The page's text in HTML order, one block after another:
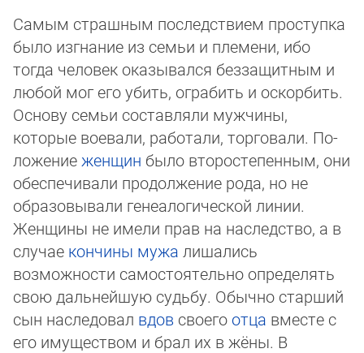
Самым страшным последствием проступка
было изгнание из семьи и племени, ибо
тогда человек оказывался безза­щит­ным и
любой мог его убить, ограбить и оскорбить.
Основу семьи составляли мужчины,
которые воевали, работали, торгова­ли. По­
ложение женщин было второстепенным, они
обеспечивали продолжение рода, но не
образовывали генеалогичес­кой линии.
Женщины не имели прав на наследство, а в
случае кончины мужа лишались
возможности само­стоятельно опре­де­лять
свою дальнейшую судьбу. Обычно старший
сын наследовал вдов своегоотца вместе с
его имуществом и брал их в жё­ны. В